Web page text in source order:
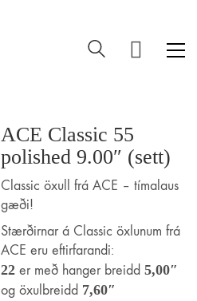
ACE Classic 55
polished 9.00″ (sett)
Classic öxull frá ACE – tímalaus
gæði!
Stærðirnar á Classic öxlunum frá
ACE eru eftirfarandi:
22er með hanger breidd 5,00″
og öxulbreidd 7,60″